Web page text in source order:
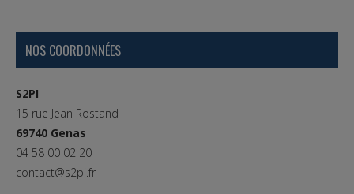
NOS COORDONNÉES
S2PI
15 rue Jean Rostand
69740 Genas
04 58 00 02 20
contact@s2pi.fr